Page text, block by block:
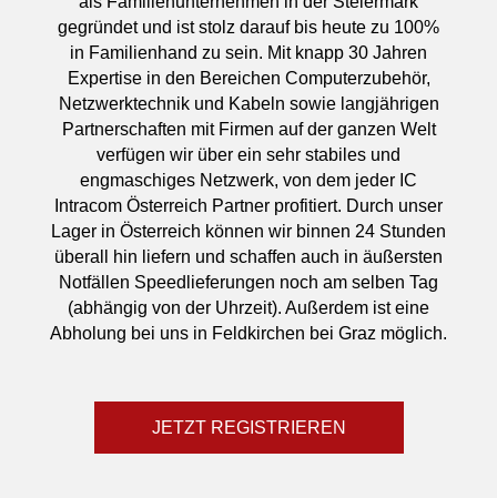
gegründet und ist stolz darauf bis heute zu 100%
in Familienhand zu sein. Mit knapp 30 Jahren
Expertise in den Bereichen Computerzubehör,
Netzwerktechnik und Kabeln sowie langjährigen
Partnerschaften mit Firmen auf der ganzen Welt
verfügen wir über ein sehr stabiles und
engmaschiges Netzwerk, von dem jeder IC
Intracom Österreich Partner profitiert. Durch unser
Lager in Österreich können wir binnen 24 Stunden
überall hin liefern und schaffen auch in äußersten
Notfällen Speedlieferungen noch am selben Tag
(abhängig von der Uhrzeit). Außerdem ist eine
Abholung bei uns in Feldkirchen bei Graz möglich.
JETZT REGISTRIEREN